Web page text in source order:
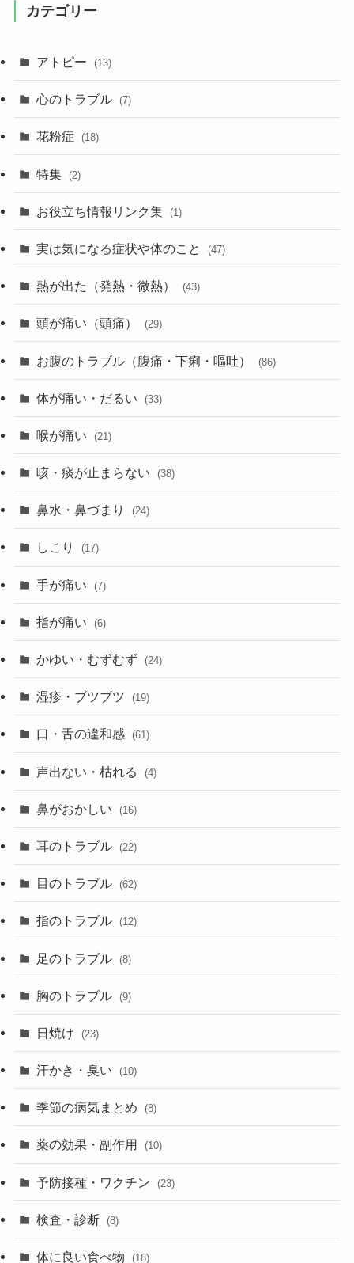
カテゴリー
アトピー (13)
心のトラブル (7)
花粉症 (18)
特集 (2)
お役立ち情報リンク集 (1)
実は気になる症状や体のこと (47)
熱が出た（発熱・微熱） (43)
頭が痛い（頭痛） (29)
お腹のトラブル（腹痛・下痢・嘔吐） (86)
体が痛い・だるい (33)
喉が痛い (21)
咳・痰が止まらない (38)
鼻水・鼻づまり (24)
しこり (17)
手が痛い (7)
指が痛い (6)
かゆい・むずむず (24)
湿疹・ブツブツ (19)
口・舌の違和感 (61)
声出ない・枯れる (4)
鼻がおかしい (16)
耳のトラブル (22)
目のトラブル (62)
指のトラブル (12)
足のトラブル (8)
胸のトラブル (9)
日焼け (23)
汗かき・臭い (10)
季節の病気まとめ (8)
薬の効果・副作用 (10)
予防接種・ワクチン (23)
検査・診断 (8)
体に良い食べ物 (18)